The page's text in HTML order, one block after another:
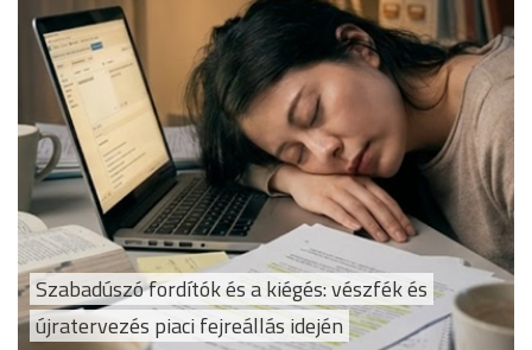
Szabadúszó fordítók és a kiégés: vészfék és
újratervezés piaci fejreállás idején